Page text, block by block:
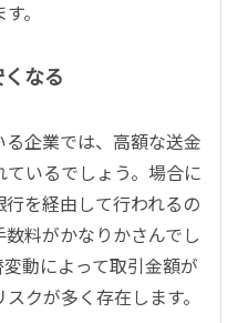
。
なる
企業では、高額な送金
いるでしょう。場合に
を経由して行われるの
料がかなりかさんでし
動によって取引金額が
クが多く存在します。